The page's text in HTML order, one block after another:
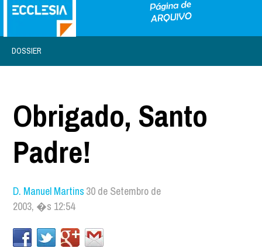
DOSSIER
Obrigado, Santo
Padre!
D. Manuel Martins 30 de Setembro de
2003, �s 12:54